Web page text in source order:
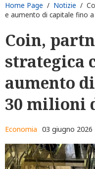
Home Page / Notizie /
e aumento di capitale fino
Coin,
strategica
aumento
30 milioni
Economia 03 giugno 2026